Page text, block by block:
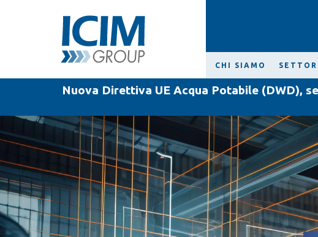
CHI SIAMO
Nuova Direttiva UE Acqua Potabile (DWD),